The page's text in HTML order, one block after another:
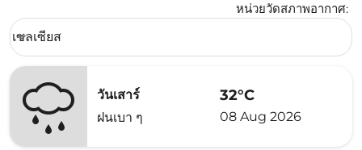
หน่วยวัดสภาพอากาศ:
Weather unit option เซลเซียส Selected
เซลเซียส
keyboard_arrow_down
วันเสาร์
ฝนเบา ๆ
32°C
08 Aug 2026